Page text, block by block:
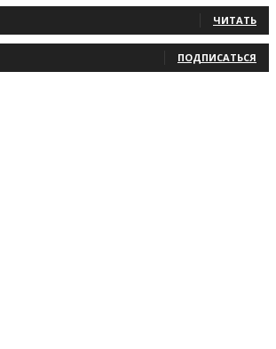
ЧИТАТЬ
ПОДПИСАТЬСЯ